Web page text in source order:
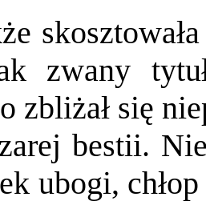
zwany
zbliżał się
bestii.
ubogi,